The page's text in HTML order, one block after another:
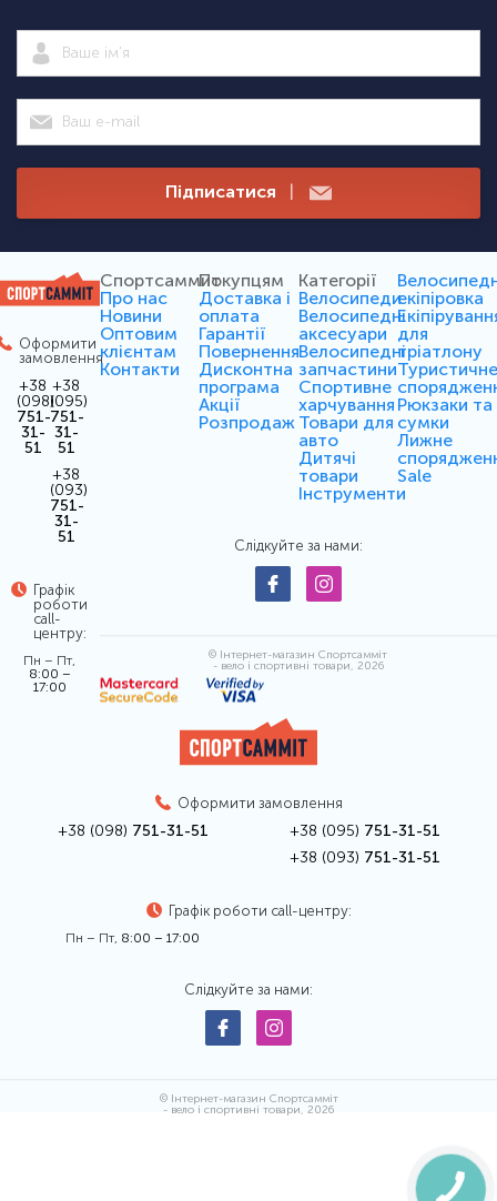
Підписатися |
Оформити
замовлення
+38
(098)
751-
31-
51
+38
(095)
751-
31-
51
+38
(093)
751-
31-
51
Графік
роботи
call-
центру:
Пн – Пт,
8:00 –
17:00
Спортсаммит
Про нас
Новини
Оптовим
клієнтам
Контакти
Покупцям
Доставка і
оплата
Гарантії
Повернення
Дисконтна
програма
Акції
Розпродаж
Категорії
Велосипеди
Велосипедні
аксесуари
Велосипедні
запчастини
Спортивне
харчування
Товари для
авто
Дитячі
товари
Інструменти
екіпіровка
для
тріатлону
Рюкзаки та
сумки
Лижне
Sale
Слідкуйте за нами:
© Інтернет-магазин Спортсамміт
- вело і спортивні товари, 2026
Оформити замовлення
+38 (098) 751-31-51 +38 (095) 751-31-51
+38 (093) 751-31-51
Графік роботи call-центру:
Пн – Пт, 8:00 – 17:00
Слідкуйте за нами:
© Інтернет-магазин Спортсамміт
- вело і спортивні товари, 2026